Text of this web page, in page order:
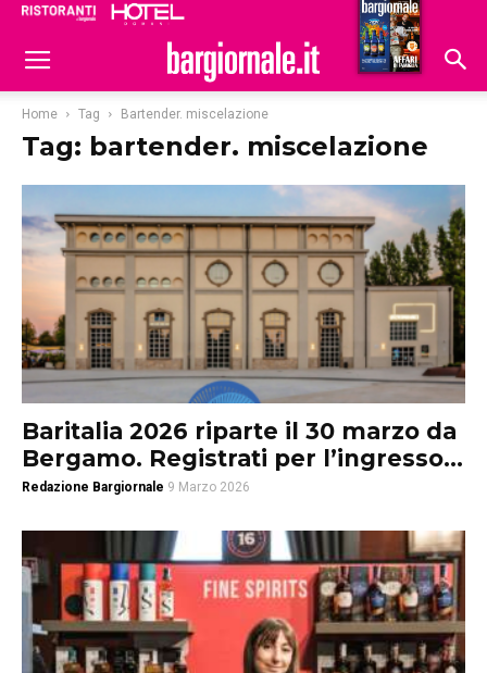
Hoteldomani
Home Tag Bartender. miscelazione
Tag: bartender. miscelazione
Baritalia 2026 riparte il 30 marzo da
Bergamo. Registrati per l’ingresso...
Redazione Bargiornale 9 Marzo 2026